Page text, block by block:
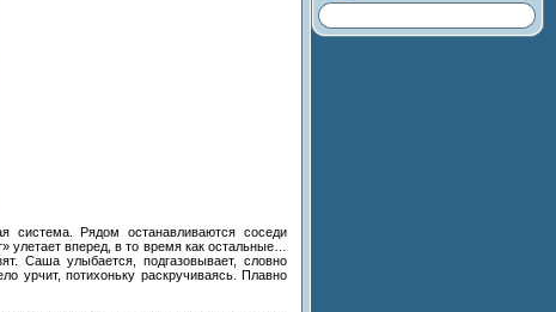
система. Рядом останавливаются соседи
»улетает вперед, в то время как остальные
Саша улыбается, подгазовывает, словно
урчит, потихоньку раскручиваясь. Плавно